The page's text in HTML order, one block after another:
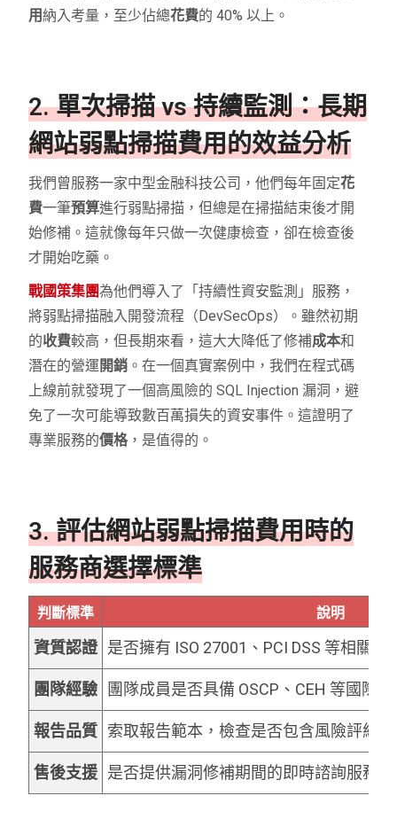
用納入考量，至少佔總花費的 40% 以上。
2. 單次掃描 vs 持續監測：長期
網站弱點掃描費用的效益分析
我們曾服務一家中型金融科技公司，他們每年固定花
費一筆預算進行弱點掃描，但總是在掃描結束後才開
始修補。這就像每年只做一次健康檢查，卻在檢查後
才開始吃藥。
戰國策集團為他們導入了「持續性資安監測」服務，
將弱點掃描融入開發流程（DevSecOps）。雖然初期
的收費較高，但長期來看，這大大降低了修補成本和
潛在的營運 開銷 。在一個真實案例中，我們在程式碼
上線前就發現了一個高風險的 SQL Injection 漏洞，避
免了一次可能導致數百萬損失的資安事件。這證明了
專業服務的價格，是值得的。
3. 評估網站弱點掃描費用時的
服務商選擇標準
判斷標準 說明
資質認證 是否擁有 ISO 27001、PCI DSS 等相關資
團隊經驗 團隊成員是否具備 OSCP、CEH 等國際
報告品質 索取報告範本，檢查是否包含風險評級
售後支援 是否提供漏洞修補期間的即時諮詢服務。